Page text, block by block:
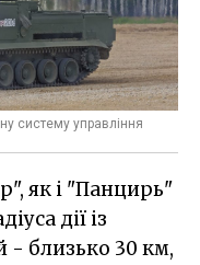
систему управління
як і "Панцирь"
дії із
- близько 30 км,